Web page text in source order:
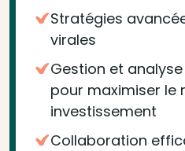
Stratégies
virales
Gestion et
pour maximiser le
investissement
Collaboration